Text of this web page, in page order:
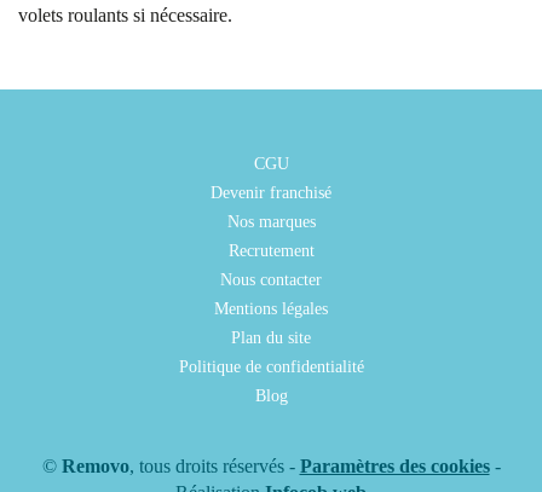
volets roulants si nécessaire.
CGU
Devenir franchisé
Nos marques
Recrutement
Nous contacter
Mentions légales
Plan du site
Politique de confidentialité
Blog
© Removo, tous droits réservés - Paramètres des cookies-